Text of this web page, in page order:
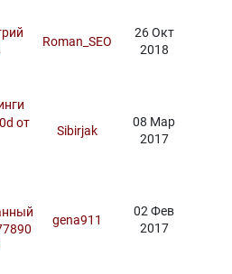
Roman_SEO
26 Окт
2018
от
Sibirjak
08 Мар
2017
gena911
02 Фев
2017